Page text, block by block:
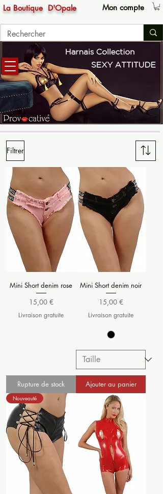
La Boutique D'Opale Mon compte
Filtrer
Mini Short denim rose
Prix
15,00 €
Livraison gratuite
Rupture de stock
Mini Short denim noir
Prix
15,00 €
Livraison gratuite
Ajouter au panier
Nouveauté